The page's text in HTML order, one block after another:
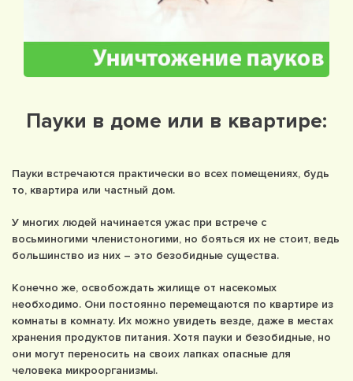
Пауки в доме или в квартире:
Пауки встречаются практически во всех помещениях, будь
то, квартира или частный дом.
У многих людей начинается ужас при встрече с
восьминогими членистоногими, но бояться их не стоит, ведь
большинство из них – это безобидные существа.
Конечно же, освобождать жилище от насекомых
необходимо. Они постоянно перемещаются по квартире из
комнаты в комнату. Их можно увидеть везде, даже в местах
хранения продуктов питания. Хотя пауки и безобидные, но
они могут переносить на своих лапках опасные для
человека микроорганизмы.